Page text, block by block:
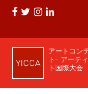
アートコン
ト- アーテ
ト国際大会